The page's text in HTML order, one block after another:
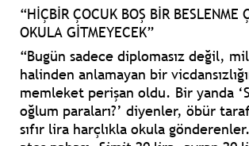
“HİÇBİR ÇOCUK BOŞ BİR BESLENME
OKULA GİTMEYECEK”
“Bugün sadece diplomasız değil,
halinden anlamayan bir
memleket perişan oldu. Bir yanda
oğlum paraları?’ diyenler, öbür
sıfır lira harçlıkla okula